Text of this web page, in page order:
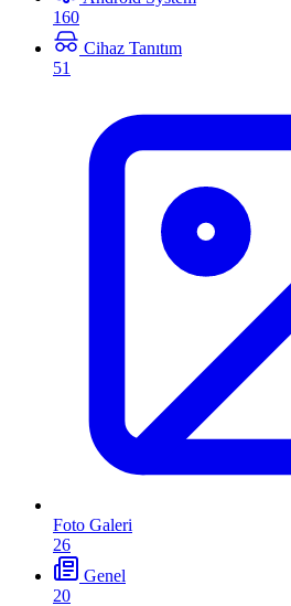
160
Cihaz Tanıtım
51
Foto Galeri
26
Genel
20